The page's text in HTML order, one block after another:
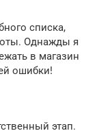
списка,
Однажды я
в магазин
ошибки!
этап.